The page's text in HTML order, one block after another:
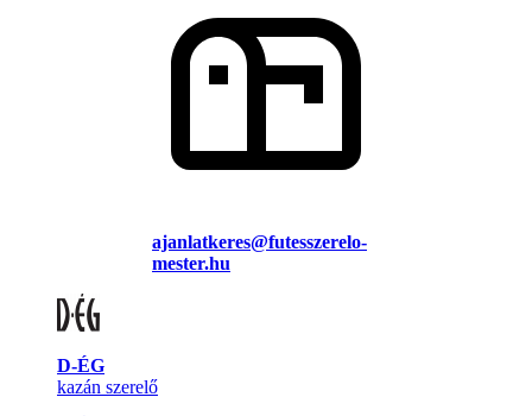
ajanlatkeres@futesszerelo-
mester.hu
D-ÉG
kazán szerelő